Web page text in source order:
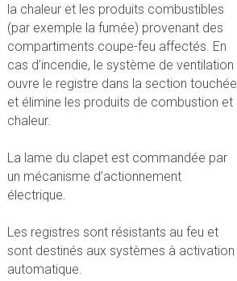
la chaleur et les produits combustibles
(par exemple la fumée) provenant des
compartiments coupe-feu affectés. En
cas d’incendie, le système de ventilation
ouvre le registre dans la section touchée
et élimine les produits de combustion et
chaleur.
La lame du clapet est commandée par
un mécanisme d’actionnement
électrique.
Les registres sont résistants au feu et
sont destinés aux systèmes à activation
automatique.